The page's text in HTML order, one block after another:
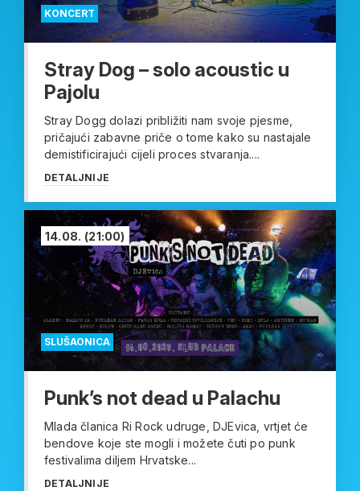
KONCERT
Stray Dog – solo acoustic u
Pajolu
Stray Dogg dolazi približiti nam svoje pjesme,
pričajući zabavne priče o tome kako su nastajale
demistificirajući cijeli proces stvaranja....
DETALJNIJE
SLUŠAONICA
14.08. (21:00)
Punk’s not dead u Palachu
Mlada članica Ri Rock udruge, DJEvica, vrtjet će
bendove koje ste mogli i možete čuti po punk
festivalima diljem Hrvatske...
DETALJNIJE